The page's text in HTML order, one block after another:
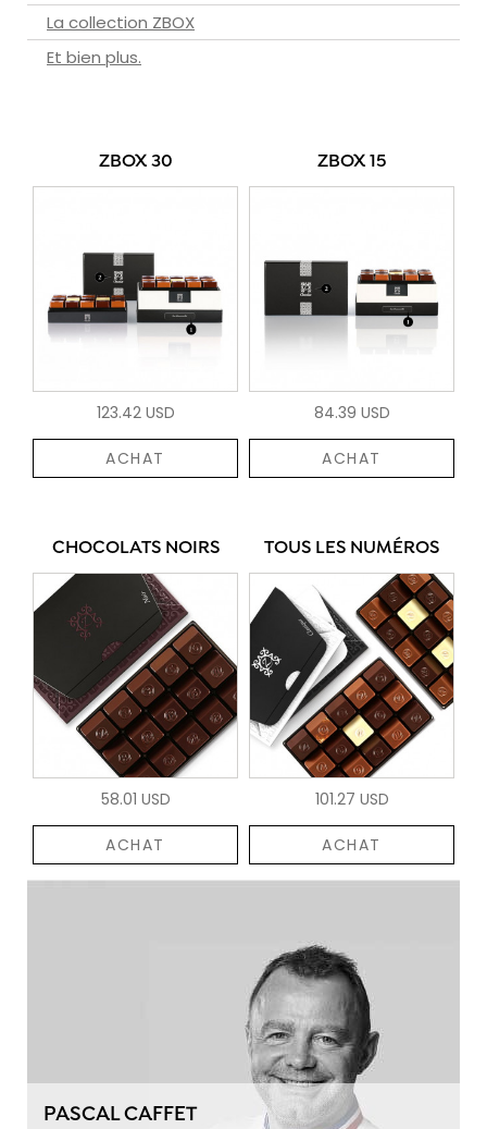
La collection ZBOX
Et bien plus.
ZBOX 30
123.42 USD
ACHAT
ZBOX 15
84.39 USD
ACHAT
CHOCOLATS NOIRS
58.01 USD
ACHAT
TOUS LES NUMÉROS
101.27 USD
ACHAT
PASCAL CAFFET